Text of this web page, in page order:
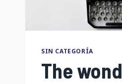
SIN CATEGORÍA
The